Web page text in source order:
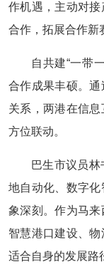
作机遇，主动对
合作，拓展合作新
自共建“一带
合作成果丰硕。
关系，两港在信
方位联动。
巴生市议员
地自动化、数字
象深刻。作为马
智慧港口建设、
适合自身的发展路